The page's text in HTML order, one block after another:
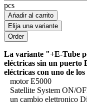
pcs
Ańadir al carrito
Elija una variante
La variante "+E-Tube
eléctricas sin un puerto
eléctricas con uno de
motor E5000
Satellite System ON/
un cambio elettronico